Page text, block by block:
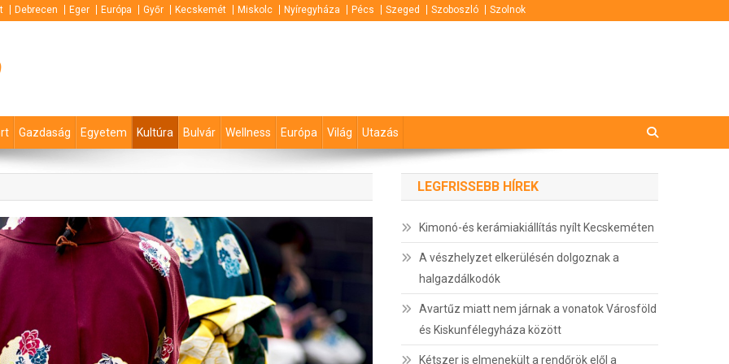
Debrecen Eger Európa Győr Kecskemét Miskolc Nyíregyháza Pécs Szeged Szoboszló Szolnok
Gazdaság Egyetem Kultúra Bulvár Wellness Európa Világ Utazás
LEGFRISSEBB HÍREK
Kimonó-és kerámiakiállítás nyílt Kecskeméten
A vészhelyzet elkerülésén dolgoznak a
halgazdálkodók
Avartűz miatt nem járnak a vonatok Városföld
és Kiskunfélegyháza között
Kétszer is elmenekült a rendőrök elől a